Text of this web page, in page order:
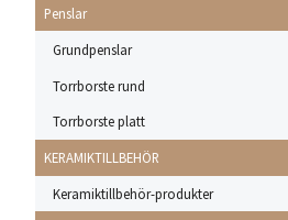
Penslar
Grundpenslar
Torrborste rund
Torrborste platt
KERAMIKTILLBEHÖR
Keramiktillbehör-produkter